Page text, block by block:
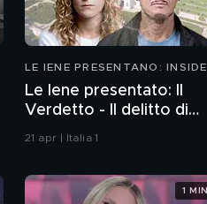
LE IENE PRESENTANO: INSIDE
Le Iene presentato: Il
Verdetto - Il delitto di
Villa Pamphili
21 apr | Italia 1
1 MIN